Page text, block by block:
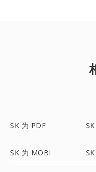
SK 为 PDF
SK 为 MOBI